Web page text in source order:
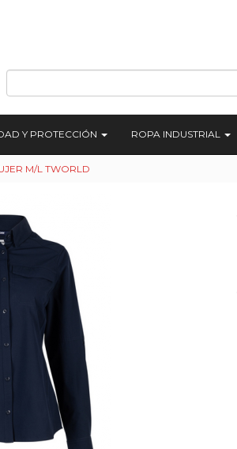
Y PROTECCIÓN ROPA INDUSTRIAL
M/L TWORLD